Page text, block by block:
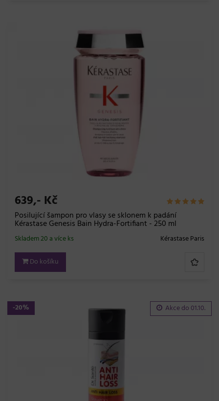
639,- Kč
Posilující šampon pro vlasy se sklonem k padání
Kérastase Genesis Bain Hydra-Fortifiant - 250 ml
Kérastase Paris
Skladem 20 a více ks
Do košíku
-20% Akce do 01.10.